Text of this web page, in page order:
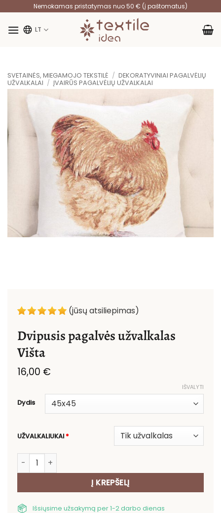
content
Nemokamas pristatymas nuo 50 € (į paštomatus)
LT
SVETAINĖS, MIEGAMOJO TEKSTILĖ / DEKORATYVINIAI PAGALVĖLIŲ
UŽVALKALAI / ĮVAIRŪS PAGALVĖLIŲ UŽVALKALAI
(jūsų atsiliepimas)
Dvipusis pagalvės užvalkalas
Višta
16,00 €
Dydis
IŠVALYTI
UŽVALKALIUKAI*
produkto kiekis: Dvipusis pagalvės užvalkalas Višta
Į KREPŠELĮ
Išsiųsime užsakymą per 1-2 darbo dienas